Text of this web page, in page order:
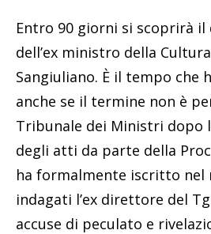
Entro 90 giorni si scoprirà
dell’ex ministro della
Sangiuliano. È il tempo che
anche se il termine non è
Tribunale dei Ministri dopo
degli atti da parte della
ha formalmente iscritto nel
indagati l’ex direttore del
accuse di peculato e